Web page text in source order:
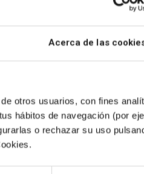
Acerca de las
otros usuarios, con fines
hábitos de navegación (por
o rechazar su uso
un 5% menos.
la calificación de
desde En
ESG en la